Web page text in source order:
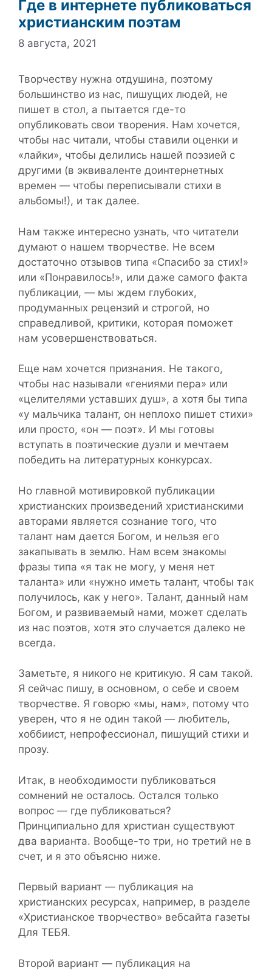
Где в интернете публиковаться
христианским поэтам
8 августа, 2021
Творчеству нужна отдушина, поэтому
большинство из нас, пишущих людей, не
пишет в стол, а пытается где-то
опубликовать свои творения. Нам хочется,
чтобы нас читали, чтобы ставили оценки и
«лайки», чтобы делились нашей поэзией с
другими (в эквиваленте доинтернетных
времен — чтобы переписывали стихи в
альбомы!), и так далее.
Нам также интересно узнать, что читатели
думают о нашем творчестве. Не всем
достаточно отзывов типа «Спасибо за стих!»
или «Понравилось!», или даже самого факта
публикации, — мы ждем глубоких,
продуманных рецензий и строгой, но
справедливой, критики, которая поможет
нам усовершенствоваться.
Еще нам хочется признания. Не такого,
чтобы нас называли «гениями пера» или
«целителями уставших душ», а хотя бы типа
«у мальчика талант, он неплохо пишет стихи»
или просто, «он — поэт». И мы готовы
вступать в поэтические дуэли и мечтаем
победить на литературных конкурсах.
Но главной мотивировкой публикации
христианских произведений христианскими
авторами является сознание того, что
талант нам дается Богом, и нельзя его
закапывать в землю. Нам всем знакомы
фразы типа «я так не могу, у меня нет
таланта» или «нужно иметь талант, чтобы так
получилось, как у него». Талант, данный нам
Богом, и развиваемый нами, может сделать
из нас поэтов, хотя это случается далеко не
всегда.
Заметьте, я никого не критикую. Я сам такой.
Я сейчас пишу, в основном, о себе и своем
творчестве. Я говорю «мы, нам», потому что
уверен, что я не один такой — любитель,
хоббиист, непрофессионал, пишущий стихи и
прозу.
Итак, в необходимости публиковаться
сомнений не осталось. Остался только
вопрос — где публиковаться?
Принципиально для христиан существуют
два варианта. Вообще-то три, но третий не в
счет, и я это объясню ниже.
Первый вариант — публикация на
христианских ресурсах, например, в разделе
«Христианское творчество» вебсайта газеты
Для ТЕБЯ.
Второй вариант — публикация на